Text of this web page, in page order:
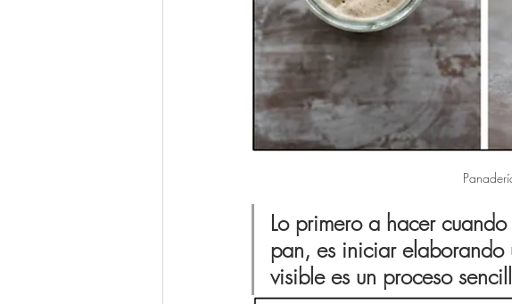
Lo primero a hacer
pan, es iniciar elaborando
visible es un proceso